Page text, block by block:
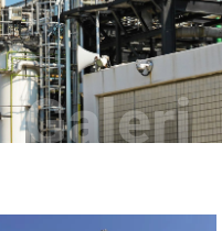
Galeri